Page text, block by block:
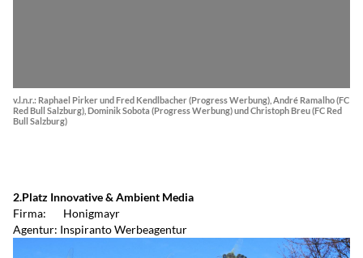
v.l.n.r.: Raphael Pirker und Fred Kendlbacher (Progress Werbung), André Ramalho (FC
Red Bull Salzburg), Dominik Sobota (Progress Werbung) und Christoph Breu (FC Red
Bull Salzburg)
2.Platz Innovative & Ambient Media
Firma: Honigmayr
Agentur: Inspiranto Werbeagentur